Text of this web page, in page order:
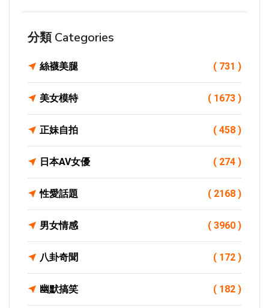
分類 Categories
絲襪美腿 ( 731 )
美女模特 ( 1673 )
正妹自拍 ( 458 )
日本AV女優 ( 274 )
性愛話題 ( 2168 )
男女情感 ( 3960 )
八卦奇聞 ( 172 )
幽默搞笑 ( 182 )